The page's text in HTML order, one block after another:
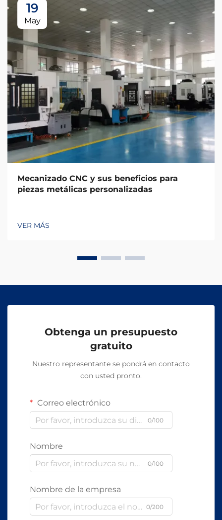
19
May
Mecanizado CNC y sus beneficios para
piezas metálicas personalizadas
VER MÁS
Obtenga un presupuesto
gratuito
Nuestro representante se pondrá en contacto
con usted pronto.
Correo electrónico
0/100
Nombre
0/100
Nombre de la empresa
0/200